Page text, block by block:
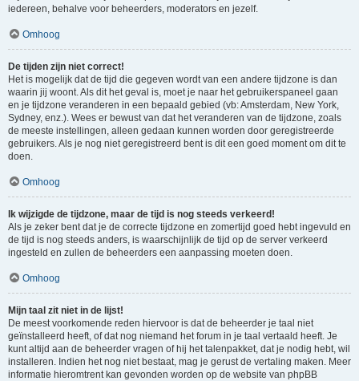
iedereen, behalve voor beheerders, moderators en jezelf.
Omhoog
De tijden zijn niet correct!
Het is mogelijk dat de tijd die gegeven wordt van een andere tijdzone is dan
waarin jij woont. Als dit het geval is, moet je naar het gebruikerspaneel gaan
en je tijdzone veranderen in een bepaald gebied (vb: Amsterdam, New York,
Sydney, enz.). Wees er bewust van dat het veranderen van de tijdzone, zoals
de meeste instellingen, alleen gedaan kunnen worden door geregistreerde
gebruikers. Als je nog niet geregistreerd bent is dit een goed moment om dit te
doen.
Omhoog
Ik wijzigde de tijdzone, maar de tijd is nog steeds verkeerd!
Als je zeker bent dat je de correcte tijdzone en zomertijd goed hebt ingevuld en
de tijd is nog steeds anders, is waarschijnlijk de tijd op de server verkeerd
ingesteld en zullen de beheerders een aanpassing moeten doen.
Omhoog
Mijn taal zit niet in de lijst!
De meest voorkomende reden hiervoor is dat de beheerder je taal niet
geïnstalleerd heeft, of dat nog niemand het forum in je taal vertaald heeft. Je
kunt altijd aan de beheerder vragen of hij het talenpakket, dat je nodig hebt, wil
installeren. Indien het nog niet bestaat, mag je gerust de vertaling maken. Meer
informatie hieromtrent kan gevonden worden op de website van phpBB